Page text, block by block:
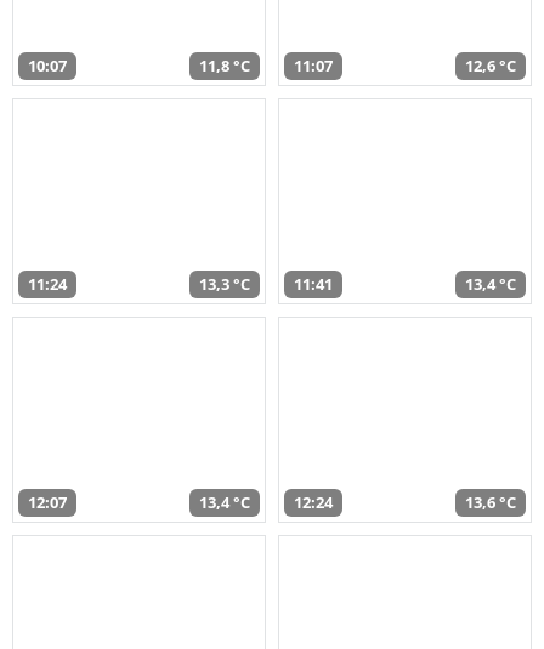
10:07 11,8 °C 11:07 12,6 °C
11:24 13,3 °C 11:41 13,4 °C
12:07 13,4 °C 12:24 13,6 °C